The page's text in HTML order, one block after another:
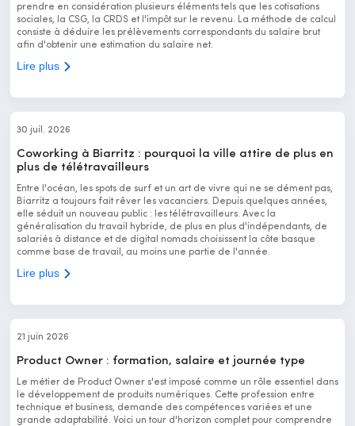
prendre en considération plusieurs éléments tels que les cotisations
sociales, la CSG, la CRDS et l'impôt sur le revenu. La méthode de calcul
consiste à déduire les prélèvements correspondants du salaire brut
afin d'obtenir une estimation du salaire net.
Lire plus
30 juil. 2026
Coworking à Biarritz : pourquoi la ville attire de plus en
plus de télétravailleurs
Entre l'océan, les spots de surf et un art de vivre qui ne se dément pas,
Biarritz a toujours fait rêver les vacanciers. Depuis quelques années,
elle séduit un nouveau public : les télétravailleurs. Avec la
généralisation du travail hybride, de plus en plus d'indépendants, de
salariés à distance et de digital nomads choisissent la côte basque
comme base de travail, au moins une partie de l'année.
Lire plus
21 juin 2026
Product Owner : formation, salaire et journée type
Le métier de Product Owner s'est imposé comme un rôle essentiel dans
le développement de produits numériques. Cette profession entre
technique et business, demande des compétences variées et une
grande adaptabilité. Voici un tour d'horizon complet pour comprendre